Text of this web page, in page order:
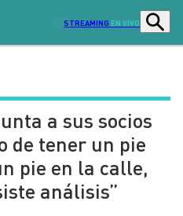
STREAMING EN VIVO
Programas
Actualidad
Economía
a sus socios
de tener un pie
pie en la calle,
análisis”